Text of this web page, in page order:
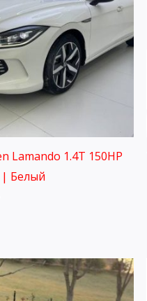
Lamando 1.4T 150HP
| Белый